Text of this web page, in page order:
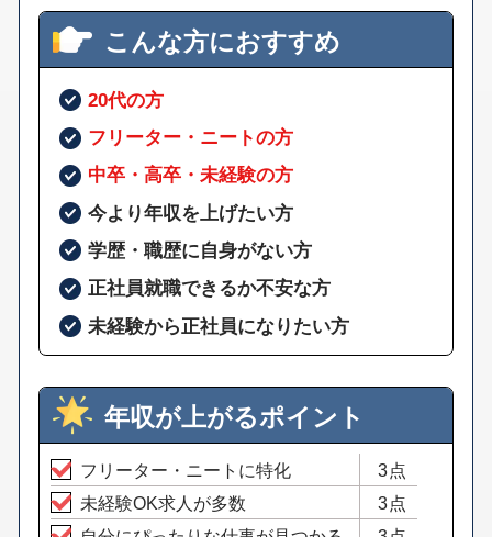
こんな方におすすめ
20代の方
フリーター・ニートの方
中卒・高卒・未経験の方
今より年収を上げたい方
学歴・職歴に自身がない方
正社員就職できるか不安な方
未経験から正社員になりたい方
年収が上がるポイント
フリーター・ニートに特化
3点
未経験OK求人が多数
3点